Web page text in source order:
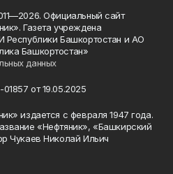
Официальный сайт
Газета учреждена
Республики Башкортостан и АО
Башкортостан»
данных
от 19.05.2025
издается с февраля 1947 года.
«Нефтяник», «Башкирский
Чукаев Николай Ильич